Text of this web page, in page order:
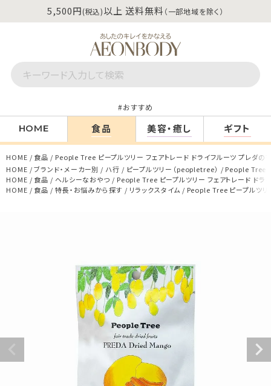
5,500円(税込)以上 送料無料 （一部地域を除く）
おすすめ
HOME 食品 美容・癒し ギフト
HOME 食品
People Tree ピープルツリー フェアトレード ドライフルーツ プレダの
HOME
ブランド・メーカー別 ハ行 ピープルツリー（peopletree）
People Tree
HOME
食品 ヘルシーなおやつ
People Tree ピープルツリー フェアトレード ドラ
HOME
食品 特長・お悩みから探す リラックスタイム People Tree ピープルツリ